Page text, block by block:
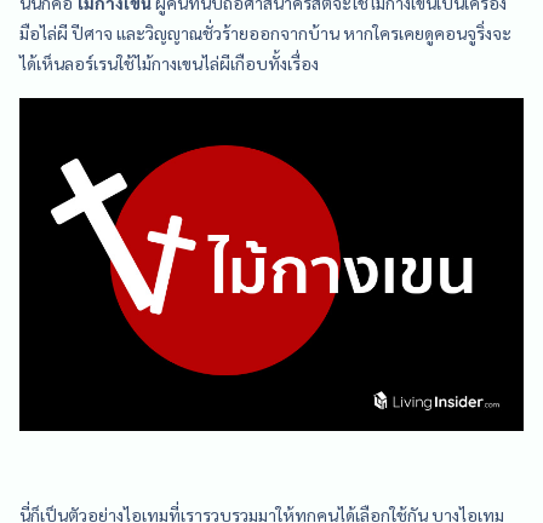
มือไล่ผี ปีศาจ และวิญญาณชั่วร้ายออกจากบ้าน หากใครเคยดูคอนจูริ่งจะ
ได้เห็นลอร์เรนใช้ไม้กางเขนไล่ผีเกือบทั้งเรื่อง
นี่ก็เป็นตัวอย่างไอเทมที่เรารวบรวมมาให้ทุกคนได้เลือกใช้กัน บางไอเทม